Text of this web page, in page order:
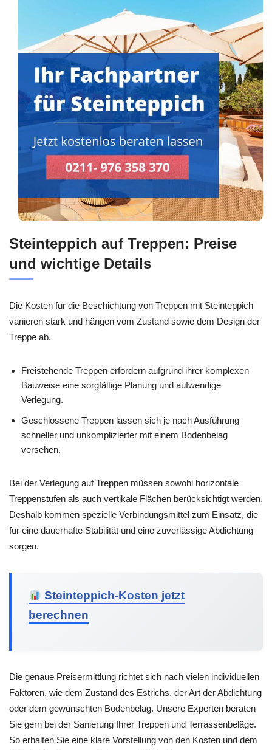
Steinteppich auf Treppen: Preise
und wichtige Details
Die Kosten für die Beschichtung von Treppen mit Steinteppich
variieren stark und hängen vom Zustand sowie dem Design der
Treppe ab.
Freistehende Treppen erfordern aufgrund ihrer komplexen
Bauweise eine sorgfältige Planung und aufwendige
Verlegung.
Geschlossene Treppen lassen sich je nach Ausführung
schneller und unkomplizierter mit einem Bodenbelag
versehen.
Bei der Verlegung auf Treppen müssen sowohl horizontale
Treppenstufen als auch vertikale Flächen berücksichtigt werden.
Deshalb kommen spezielle Verbindungsmittel zum Einsatz, die
für eine dauerhafte Stabilität und eine zuverlässige Abdichtung
sorgen.
Steinteppich-Kosten jetzt
berechnen
Die genaue Preisermittlung richtet sich nach vielen individuellen
Faktoren, wie dem Zustand des Estrichs, der Art der Abdichtung
oder dem gewünschten Bodenbelag. Unsere Experten beraten
Sie gern bei der Sanierung Ihrer Treppen und Terrassenbeläge.
So erhalten Sie eine klare Vorstellung von den Kosten und dem